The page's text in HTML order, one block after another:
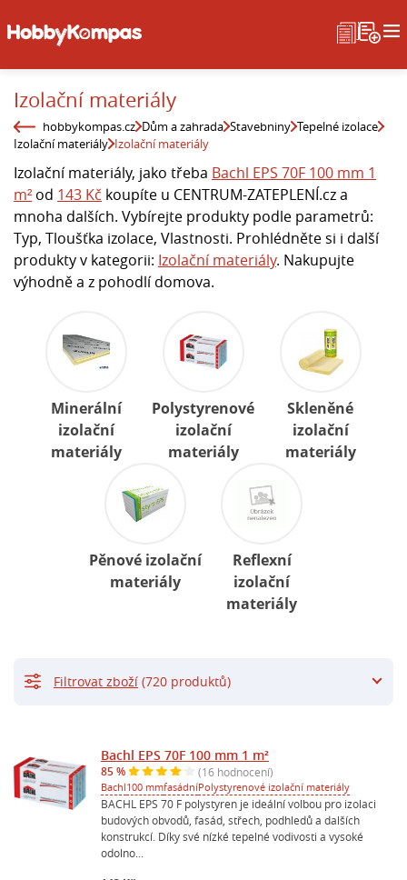
Izolační materiály
hobbykompas.cz Dům a zahrada Stavebniny Tepelné izolace
Izolační materiály Izolační materiály
Izolační materiály, jako třeba Bachl EPS 70F 100 mm 1
m² od 143 Kč koupíte u CENTRUM-ZATEPLENÍ.cz a
mnoha dalších. Vybírejte produkty podle parametrů:
Typ, Tloušťka izolace, Vlastnosti. Prohlédněte si i další
produkty v kategorii: Izolační materiály. Nakupujte
výhodně a z pohodlí domova.
Minerální
izolační
materiály
Polystyrenové
izolační
materiály
Skleněné
izolační
materiály
Pěnové izolační
materiály
Reflexní
izolační
materiály
Bachl EPS 70F 100 mm 1 m²
85 % (16 hodnocení)
Bachl100 mmfasádníPolystyrenové izolační materiály
BACHL EPS 70 F polystyren je ideální volbou pro izolaci
budových obvodů, fasád, střech, podhledů a dalších
konstrukcí. Díky své nízké tepelné vodivosti a vysoké
odolno...
Filtrovat zboží (720 produktů)